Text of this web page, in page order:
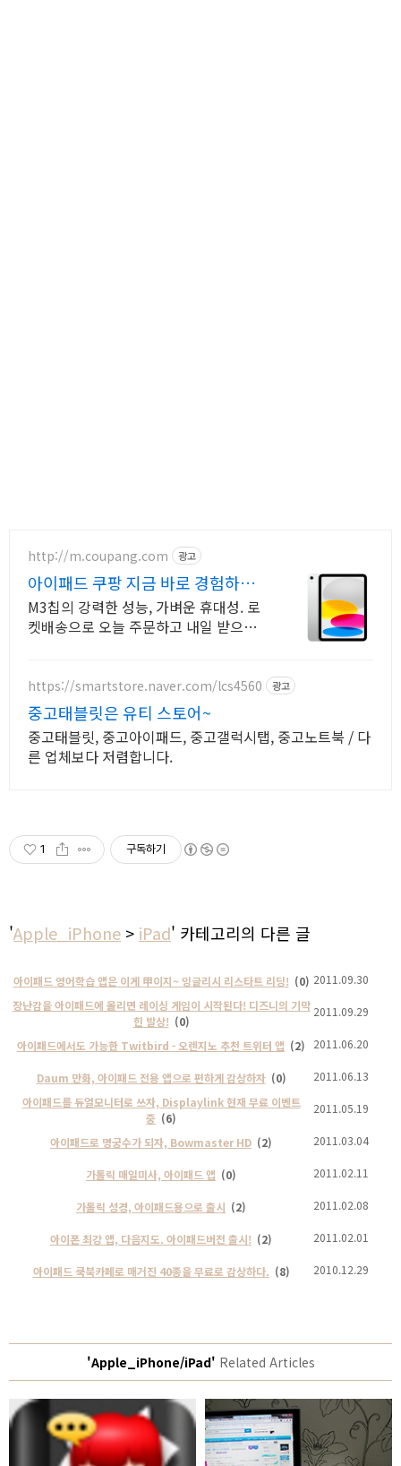
http://m.coupang.com 광고
아이패드 쿠팡 지금 바로 경험하세
요
M3칩의 강력한 성능, 가벼운 휴대성. 로
켓배송으로 오늘 주문하고 내일 받으세
https://smartstore.naver.com/lcs4560 광고
중고태블릿은 유티 스토어~
중고태블릿, 중고아이패드, 중고갤럭시탭, 중고노트북 / 다
른 업체보다 저렴합니다.
1 구독하기
'Apple_iPhone > iPad' 카테고리의 다른 글
아이패드 영어학습 앱은 이게 甲이지~ 잉글리시 리스타트 리딩! (0) 2011.09.30
장난감을 아이패드에 올리면 레이싱 게임이 시작된다! 디즈니의 기막
힌 발상! (0)
2011.09.29
아이패드에서도 가능한 Twitbird - 오렌지노 추천 트위터 앱 (2) 2011.06.20
Daum 만화, 아이패드 전용 앱으로 편하게 감상하자 (0)
2011.06.13
아이패드를 듀얼모니터로 쓰자, Displaylink 현재 무료 이벤트
중 (6)
2011.05.19
아이패드로 명궁수가 되자, Bowmaster HD (2) 2011.03.04
가톨릭 매일미사, 아이패드 앱 (0) 2011.02.11
가톨릭 성경, 아이패드용으로 출시 (2) 2011.02.08
아이폰 최강 앱, 다음지도. 아이패드버전 출시! (2) 2011.02.01
아이패드 쿡북카페로 매거진 40종을 무료로 감상하다. (8) 2010.12.29
'Apple_iPhone/iPad' Related Articles